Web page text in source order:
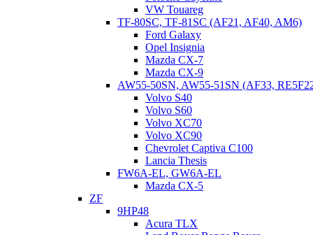
VW Touareg
TF-80SC, TF-81SC (AF21, AF40, AM6)
Ford Galaxy
Opel Insignia
Mazda CX-7
Mazda CX-9
AW55-50SN, AW55-51SN (AF33,
Volvo S40
Volvo S60
Volvo XC70
Volvo XC90
Chevrolet Captiva C100
Lancia Thesis
FW6A-EL, GW6A-EL
Mazda CX-5
ZF
9HP48
Acura TLX
АКПП 10R80 Ford Explorer
Число передач в трансмиссиях автомобилей постоянно растет.
Сегодня в обзоре 10-ступенчатая трансмиссия с маркировкой
10R80. Рассмотрим ее конструкцию, основные
неисправности, симптомы проявления поломок, вопросы
эксплуатации, замены масла, обслуживания, ремонта, вызова
эвакуатора и покупки б/у АКПП. Трансмиссия Ford/General
Motors 10R80 устанавливалась с 2017 года на автомобили: —
Ford: Explorer, Everest 2, Everest 3, F-Series 13, F-Series…